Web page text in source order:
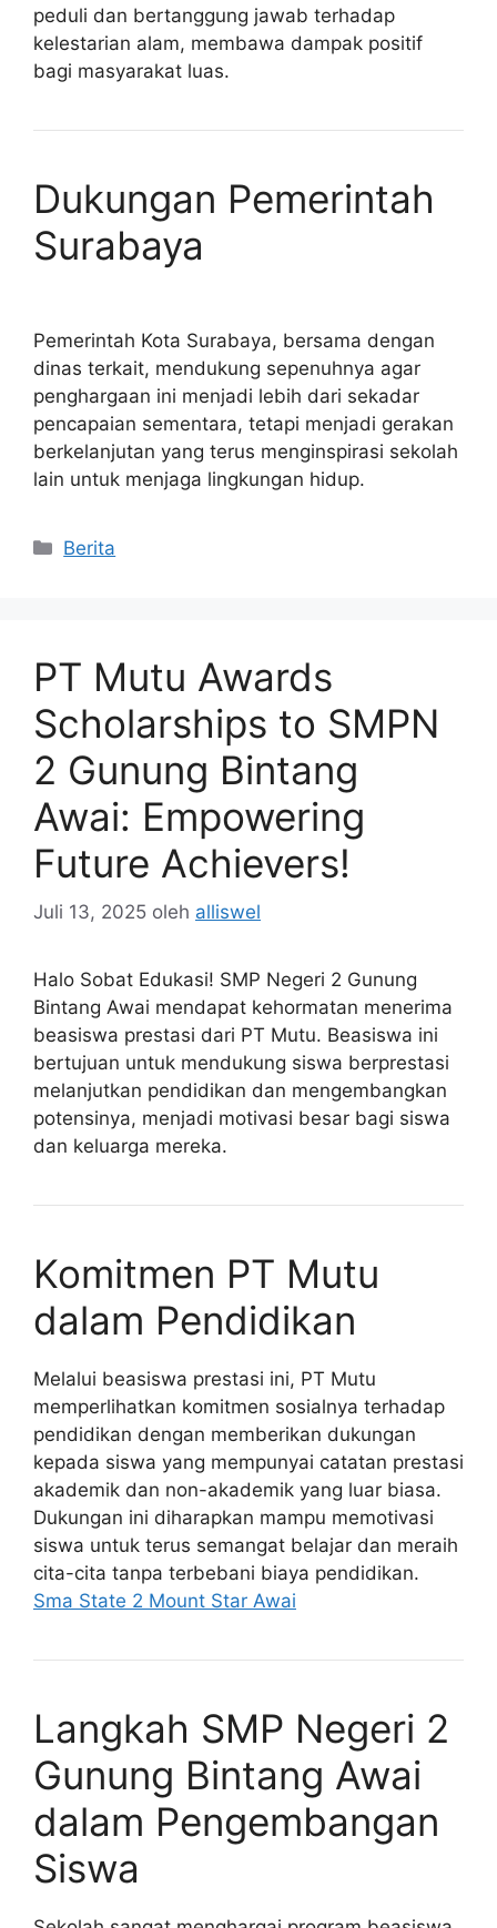
peduli dan bertanggung jawab terhadap
kelestarian alam, membawa dampak positif
bagi masyarakat luas.
Dukungan Pemerintah
Surabaya
Pemerintah Kota Surabaya, bersama dengan
dinas terkait, mendukung sepenuhnya agar
penghargaan ini menjadi lebih dari sekadar
pencapaian sementara, tetapi menjadi gerakan
berkelanjutan yang terus menginspirasi sekolah
lain untuk menjaga lingkungan hidup.
Kategori
Berita
PT Mutu Awards
Scholarships to SMPN
2 Gunung Bintang
Awai: Empowering
Future Achievers!
Juli 13, 2025 oleh alliswel
Halo Sobat Edukasi! SMP Negeri 2 Gunung
Bintang Awai mendapat kehormatan menerima
beasiswa prestasi dari PT Mutu. Beasiswa ini
bertujuan untuk mendukung siswa berprestasi
melanjutkan pendidikan dan mengembangkan
potensinya, menjadi motivasi besar bagi siswa
dan keluarga mereka.
Komitmen PT Mutu
dalam Pendidikan
Melalui beasiswa prestasi ini, PT Mutu
memperlihatkan komitmen sosialnya terhadap
pendidikan dengan memberikan dukungan
kepada siswa yang mempunyai catatan prestasi
akademik dan non-akademik yang luar biasa.
Dukungan ini diharapkan mampu memotivasi
siswa untuk terus semangat belajar dan meraih
cita-cita tanpa terbebani biaya pendidikan.
Sma State 2 Mount Star Awai
Langkah SMP Negeri 2
Gunung Bintang Awai
dalam Pengembangan
Siswa